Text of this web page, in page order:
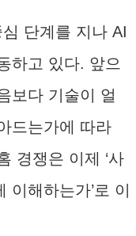
단계를 지나 AI
하고 있다. 앞으
보다 기술이 얼
드는가에 따라
경쟁은 이제 ‘사
해하는가’로 이